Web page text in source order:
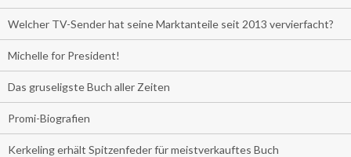
Welcher TV-Sender hat seine Marktanteile seit 2013 vervierfacht?
Michelle for President!
Das gruseligste Buch aller Zeiten
Promi-Biografien
Kerkeling erhält Spitzenfeder für meistverkauftes Buch